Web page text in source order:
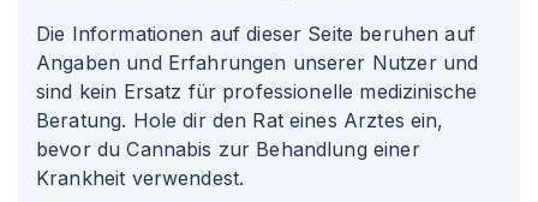
Die Informationen auf dieser Seite beruhen auf
Angaben und Erfahrungen unserer Nutzer und
sind kein Ersatz für professionelle medizinische
Beratung. Hole dir den Rat eines Arztes ein,
bevor du Cannabis zur Behandlung einer
Krankheit verwendest.